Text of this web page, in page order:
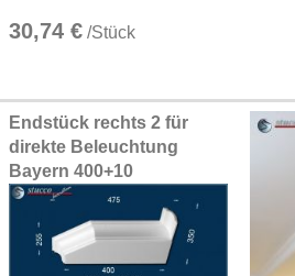
30,74 € /Stück
Endstück rechts 2 für
direkte Beleuchtung
Bayern 400+10